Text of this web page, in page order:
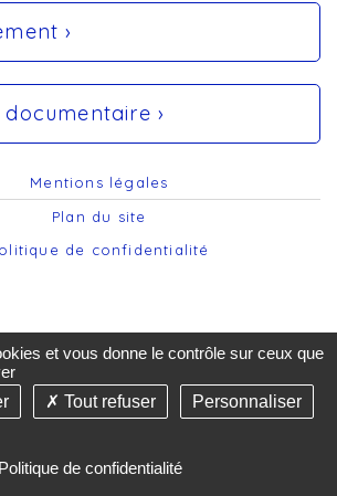
›
documentaire ›
Mentions légales
Plan du site
de confidentialité
- Tous droits réservés - Création &
-Gestion des cookies
et vous donne le contrôle sur ceux que
Tout refuser Personnaliser
Politique de confidentialité